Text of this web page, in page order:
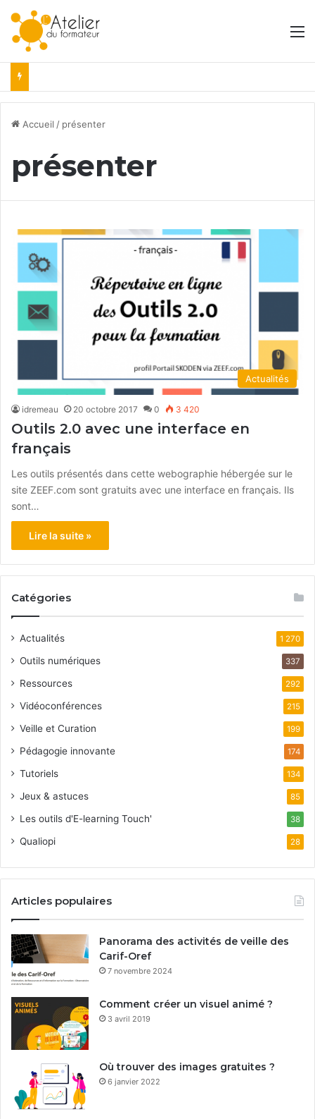
Accueil / présenter
présenter
Actualités
idremeau 20 octobre 2017 0 3 420
Outils 2.0 avec une interface en
français
Les outils présentés dans cette webographie hébergée sur le
site ZEEF.com sont gratuits avec une interface en français. Ils
sont…
Lire la suite »
Catégories
Actualités 1 270
Outils numériques 337
Ressources 292
Vidéoconférences 215
Veille et Curation 199
Pédagogie innovante 174
Tutoriels 134
Jeux & astuces 85
Les outils d'E-learning Touch' 38
Qualiopi 28
Articles populaires
Panorama des activités de veille des
Carif-Oref
7 novembre 2024
Comment créer un visuel animé ?
3 avril 2019
Où trouver des images gratuites ?
6 janvier 2022